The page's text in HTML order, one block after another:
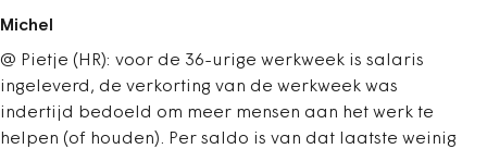
Michel
@ Pietje (HR): voor de 36-urige werkweek is salaris
ingeleverd, de verkorting van de werkweek was
indertijd bedoeld om meer mensen aan het werk te
helpen (of houden). Per saldo is van dat laatste weinig